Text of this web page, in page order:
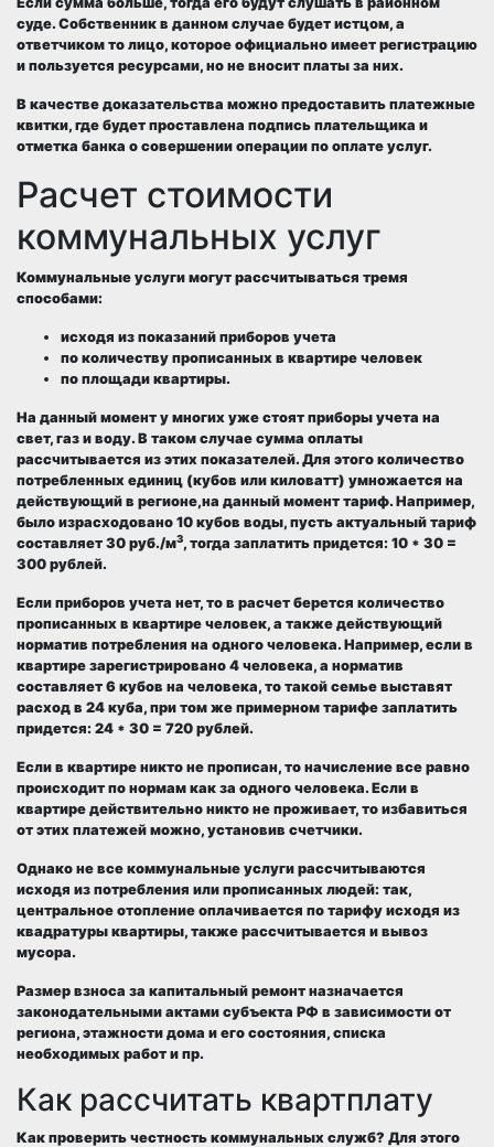
суде. Собственник в данном случае будет истцом, а
ответчиком то лицо, которое официально имеет регистрацию
и пользуется ресурсами, но не вносит платы за них.
В качестве доказательства можно предоставить платежные
квитки, где будет проставлена подпись плательщика и
отметка банка о совершении операции по оплате услуг.
Расчет стоимости
коммунальных услуг
Коммунальные услуги могут рассчитываться тремя
способами:
исходя из показаний приборов учета
по количеству прописанных в квартире человек
по площади квартиры.
На данный момент у многих уже стоят приборы учета на
свет, газ и воду. В таком случае сумма оплаты
рассчитывается из этих показателей. Для этого количество
потребленных единиц (кубов или киловатт) умножается на
действующий в регионе,на данный момент тариф. Например,
было израсходовано 10 кубов воды, пусть актуальный тариф
составляет 30 руб./м3, тогда заплатить придется: 10 * 30 =
300 рублей.
Если приборов учета нет, то в расчет берется количество
прописанных в квартире человек, а также действующий
норматив потребления на одного человека. Например, если в
квартире зарегистрировано 4 человека, а норматив
составляет 6 кубов на человека, то такой семье выставят
расход в 24 куба, при том же примерном тарифе заплатить
придется: 24 * 30 = 720 рублей.
Если в квартире никто не прописан, то начисление все равно
происходит по нормам как за одного человека. Если в
квартире действительно никто не проживает, то избавиться
от этих платежей можно, установив счетчики.
Однако не все коммунальные услуги рассчитываются
исходя из потребления или прописанных людей: так,
центральное отопление оплачивается по тарифу исходя из
квадратуры квартиры, также рассчитывается и вывоз
мусора.
Размер взноса за капитальный ремонт назначается
законодательными актами субъекта РФ в зависимости от
региона, этажности дома и его состояния, списка
необходимых работ и пр.
Как рассчитать квартплату
Как проверить честность коммунальных служб? Для этого